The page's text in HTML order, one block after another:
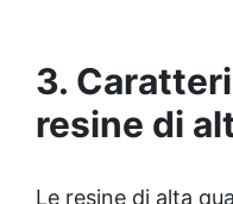
Risparmio di
velocemente per
3.
resine di
Le resine di alta